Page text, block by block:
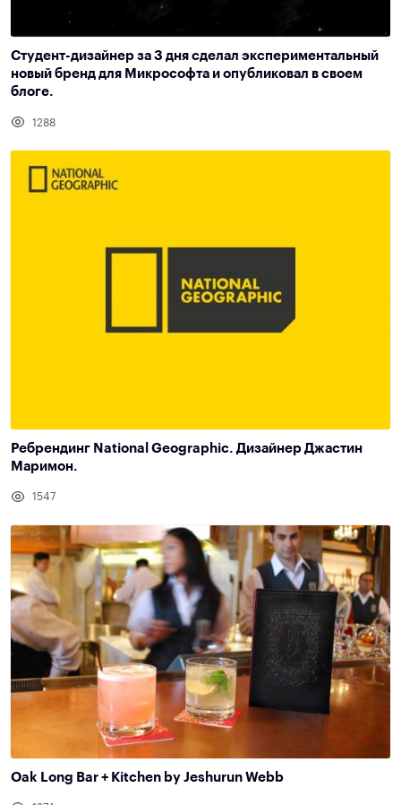
Студент-дизайнер за 3 дня сделал экспериментальный
новый бренд для Микрософта и опубликовал в своем
блоге.
1288
Ребрендинг National Geographic. Дизайнер Джастин
Маримон.
1547
Oak Long Bar + Kitchen by Jeshurun Webb